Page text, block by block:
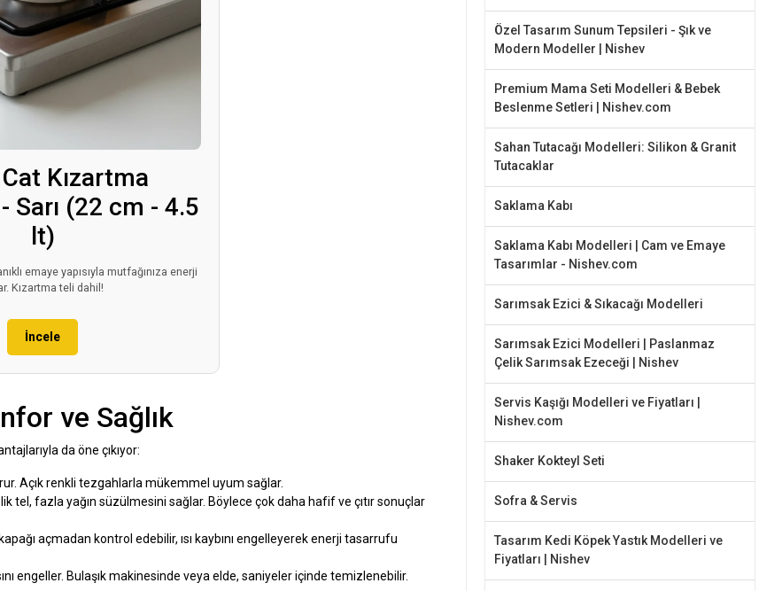
Kızartma
Sarı (22 cm - 4.5
lt)
emaye yapısıyla mutfağınıza enerji
Kızartma teli dahil!
İncele
ve Sağlık
da öne çıkıyor:
Açık renkli tezgahlarla mükemmel uyum sağlar.
tel, fazla yağın süzülmesini sağlar. Böylece çok daha hafif ve çıtır sonuçlar
açmadan kontrol edebilir, ısı kaybını engelleyerek enerji tasarrufu
engeller. Bulaşık makinesinde veya elde, saniyeler içinde temizlenebilir.
Özel Tasarım Sunum Tepsileri - Şık ve
Modern Modeller | Nishev
Premium Mama Seti Modelleri & Bebek
Beslenme Setleri | Nishev.com
Sahan Tutacağı Modelleri: Silikon & Granit
Tutacaklar
Saklama Kabı
Saklama Kabı Modelleri | Cam ve Emaye
Tasarımlar - Nishev.com
Sarımsak Ezici & Sıkacağı Modelleri
Sarımsak Ezici Modelleri | Paslanmaz
Çelik Sarımsak Ezeceği | Nishev
Servis Kaşığı Modelleri ve Fiyatları |
Nishev.com
Shaker Kokteyl Seti
Sofra & Servis
Tasarım Kedi Köpek Yastık Modelleri ve
Fiyatları | Nishev